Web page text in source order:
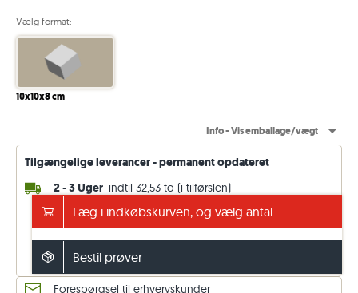
Vælg format:
10x10x8 cm
Info - Vis emballage/vægt
Tilgængelige leverancer - permanent opdateret
2 - 3 Uger indtil 32,53 to (i tilførslen)
14 - 15 Uger vilkårlig to (ab fabrik)
Fri fragt fra 35.000 DKK
ellers 1.150 DKK. Pris inkl. moms (25 %)
Se leveringsoplysninger
Forespørgsel til erhvervskunder
Læg i indkøbskurven, og vælg antal
Bestil prøver